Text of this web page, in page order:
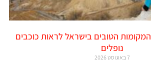
הטובים בישראל לראות כוכבים
נופלים